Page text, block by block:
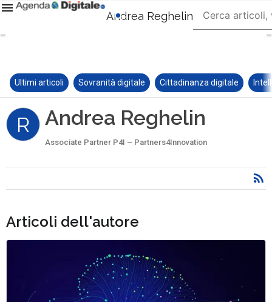
Andrea Reghelin
Ultimi articoli Sovranità digitale Cittadinanza digitale
R Andrea Reghelin
Associate Partner P4I – Partners4Innovation
Articoli dell'autore